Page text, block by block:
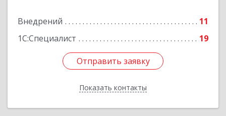
Внедрений
11
1С:Специалист
19
Отправить заявку
Показать контакты
Отправить заявку
Назад